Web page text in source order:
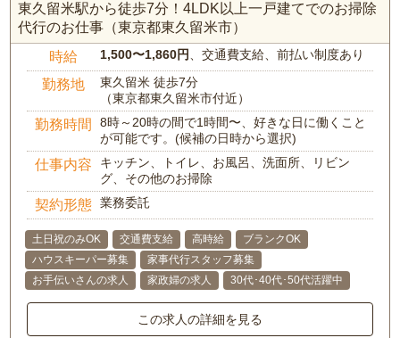
東久留米駅から徒歩7分！4LDK以上一戸建てでのお掃除
代行のお仕事（東京都東久留米市）
時給 1,500〜1,860円、交通費支給、前払い制度あり
勤務地
東久留米 徒歩7分
（東京都東久留米市付近）
勤務時間
8時～20時の間で1時間〜、好きな日に働くこと
が可能です。(候補の日時から選択)
仕事内容
キッチン、トイレ、お風呂、洗面所、リビン
グ、その他のお掃除
契約形態 業務委託
土日祝のみOK 交通費支給 高時給
ブランクOK
ハウスキーパー募集
家事代行スタッフ募集
お手伝いさんの求人
家政婦の求人 30代･40代･50代活躍中
この求人の詳細を見る